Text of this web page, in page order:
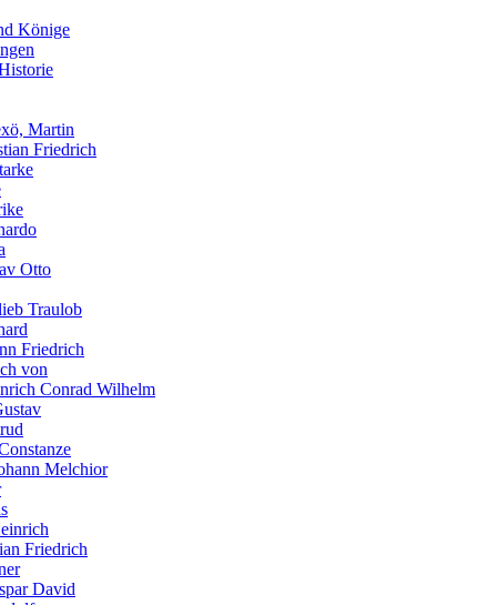
Könige
Martin
Friedrich
Otto
Traulob
Friedrich
von
Conrad Wilhelm
Melchior
Friedrich
David